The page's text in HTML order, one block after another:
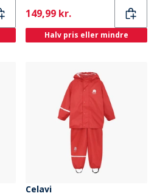
Current
149,99 kr.
Halv pris eller mindre
Celavi